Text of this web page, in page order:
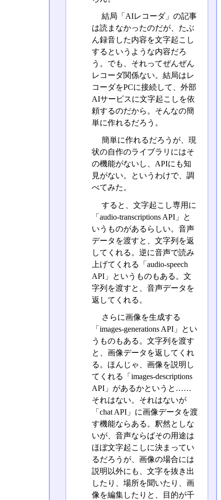
結局「AIレコーダ」の記事
は読まなかったのだが、たぶ
ん録音した内容を文字起こし
するというような内容だろ
う。でも、それってぜんぜん
レコーダ関係ない。結局はレ
コーダをPCに接続して、外部
AIサービスに文字起こしを依
頼するのだから。そんなの簡
単に作れるだろう。
簡単に作れるだろうが、現
状の自作のライブラリにはそ
の機能がないし、APIにも知
見がない。というわけで、調
べてみた。
すると、文字起こし専用に
「audio-transcriptions API」と
いうものがあるらしい。音声
データを渡すと、文字列を返
してくれる。逆に音声で読み
上げてくれる「audio-speech
API」というものもある。文
字列を渡すと、音声データを
返してくれる。
さらに画像を生成する
「images-generations API」とい
うものもある。文字列を渡す
と、画像データを返してくれ
る。ほんじゃ、画像を説明し
てくれる「images-descriptions
API」があるかというと……
それはない。それはないが
「chat API」に画像データを渡
す機能ならある。釈然としな
いが、音声ならばその用途は
ほぼ文字起こしに決まってい
るだろうが、画像の場合には
説明以外にも、文字を抜き出
したり、場所を聞いたり、画
像を編集したりと、目的が千